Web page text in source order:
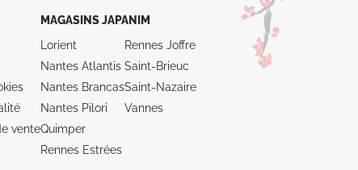
vente
MAGASINS JAPANIM
Lorient
Nantes Atlantis
Nantes Brancas
Nantes Pilori
Quimper
Rennes Estrées
Rennes Joffre
Saint-Brieuc
Saint-Nazaire
Vannes